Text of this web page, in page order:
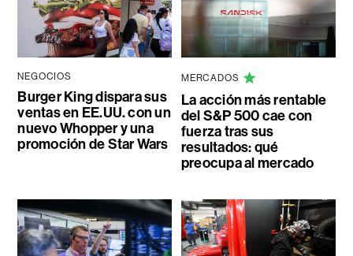
NEGOCIOS
Burger King dispara sus
ventas en EE.UU. con un
nuevo Whopper y una
promoción de Star Wars
MERCADOS
La acción más rentable
del S&P 500 cae con
fuerza tras sus
resultados: qué
preocupa al mercado